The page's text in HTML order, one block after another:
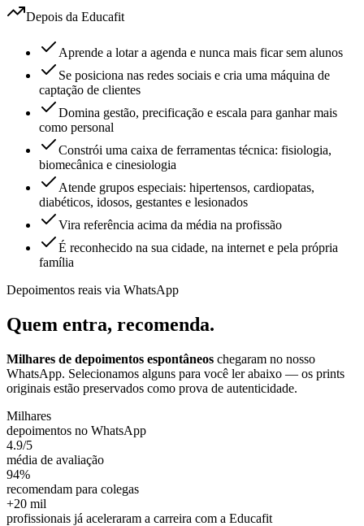
Depois da Educafit
Aprende a lotar a agenda e nunca mais ficar sem alunos
Se posiciona nas redes sociais e cria uma máquina de
captação de clientes
Domina gestão, precificação e escala para ganhar mais
como personal
Constrói uma caixa de ferramentas técnica: fisiologia,
biomecânica e cinesiologia
Atende grupos especiais: hipertensos, cardiopatas,
diabéticos, idosos, gestantes e lesionados
Vira referência acima da média na profissão
É reconhecido na sua cidade, na internet e pela própria
família
Depoimentos reais via WhatsApp
Quem entra, recomenda.
Milhares de depoimentos espontâneos chegaram no nosso
WhatsApp. Selecionamos alguns para você ler abaixo — os prints
originais estão preservados como prova de autenticidade.
Milhares
depoimentos no WhatsApp
4.9/5
média de avaliação
94%
recomendam para colegas
+20 mil
profissionais já aceleraram a carreira com a Educafit